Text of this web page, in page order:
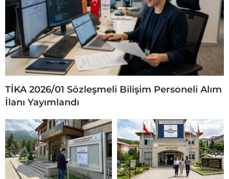
TİKA 2026/01 Sözleşmeli Bilişim Personeli Alım
İlanı Yayımlandı